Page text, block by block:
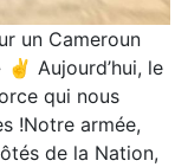
un Cameroun
✌ Aujourd’hui, le
qui nous
!Notre armée,
de la Nation,